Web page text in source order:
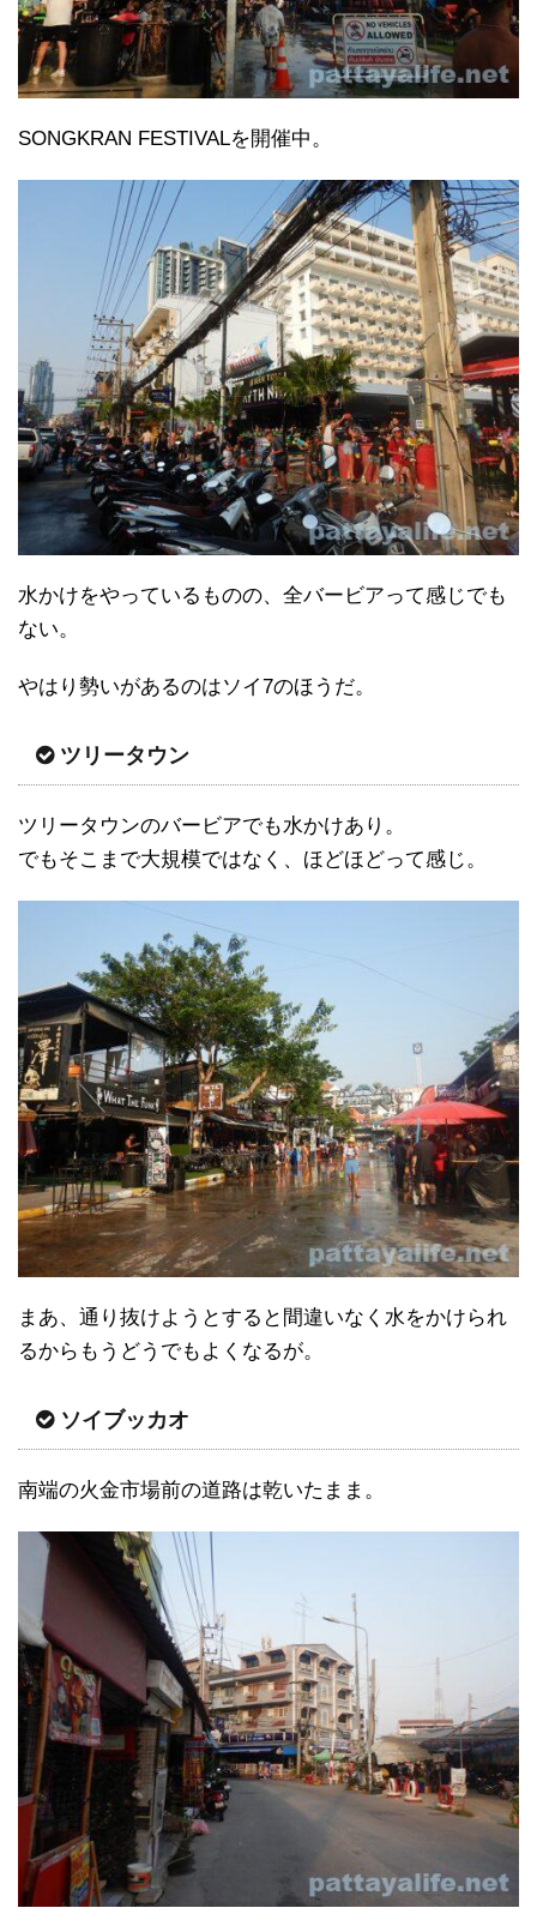
SONGKRAN FESTIVALを開催中。
水かけをやっているものの、全バービアって感じでも
ない。
やはり勢いがあるのはソイ7のほうだ。
ツリータウン
ツリータウンのバービアでも水かけあり。
でもそこまで大規模ではなく、ほどほどって感じ。
まあ、通り抜けようとすると間違いなく水をかけられ
るからもうどうでもよくなるが。
ソイブッカオ
南端の火金市場前の道路は乾いたまま。